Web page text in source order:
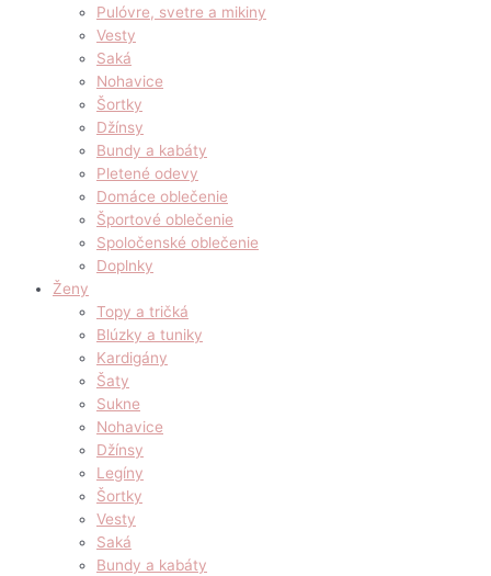
Pulóvre, svetre a mikiny
Vesty
Saká
Nohavice
Šortky
Džínsy
Bundy a kabáty
Pletené odevy
Domáce oblečenie
Športové oblečenie
Spoločenské oblečenie
Doplnky
Ženy
Topy a tričká
Blúzky a tuniky
Kardigány
Šaty
Sukne
Nohavice
Džínsy
Legíny
Šortky
Vesty
Saká
Bundy a kabáty